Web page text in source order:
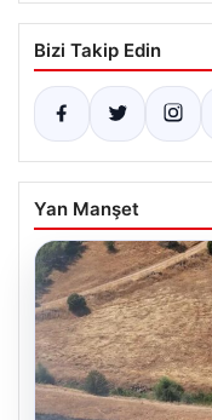
Bizi Takip Edin
Yan Manşet